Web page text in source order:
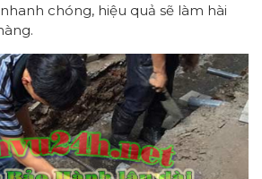
chóng, hiệu quả sẽ làm hài